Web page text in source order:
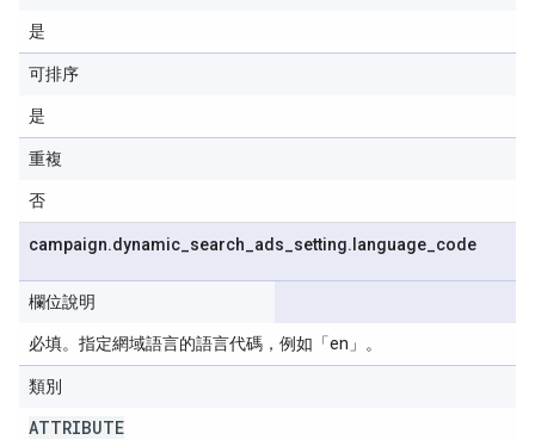
是
可排序
是
重複
否
campaign.dynamic search ads setting. language code
欄位說明
必填。指定網域語言的語言代碼，例如「en」。
類別
ATTRIBUTE